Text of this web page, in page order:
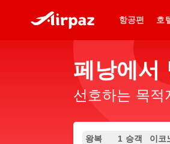
항공편 호
페낭에서
선호하는 목적
왕복 1 승객 이코